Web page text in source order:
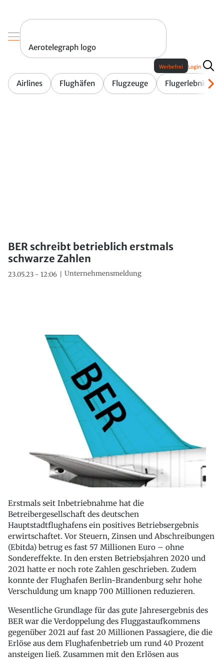
Aerotelegraph logo
Airlines Flughäfen Flugzeuge Flugerlebnis
Werbefrei Login
BER schreibt betrieblich erstmals
schwarze Zahlen
23.05.23 - 12:06 Unternehmensmeldung
Erstmals seit Inbetriebnahme hat die
Betreibergesellschaft des deutschen
Hauptstadtflughafens ein positives Betriebsergebnis
erwirtschaftet. Vor Steuern, Zinsen und Abschreibungen
(Ebitda) betrug es fast 57 Millionen Euro – ohne
Sondereffekte. In den ersten Betriebsjahren 2020 und
2021 hatte er noch rote Zahlen geschrieben. Zudem
konnte der Flughafen Berlin-Brandenburg sehr hohe
Verschuldung um knapp 700 Millionen reduzieren.
Wesentliche Grundlage für das gute Jahresergebnis des
BER war die Verdoppelung des Fluggastaufkommens
gegenüber 2021 auf fast 20 Millionen Passagiere, die die
Erlöse aus dem Flughafenbetrieb um rund 40 Prozent
ansteigen ließ. Zusammen mit den Erlösen aus